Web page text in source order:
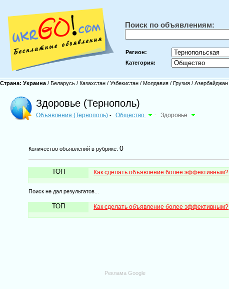
Поиск по объявлениям:
Регион:
Категория:
Страна: Украина / Беларусь / Казахстан / Узбекистан / Молдавия / Грузия / Азербайджан
Здоровье (Тернополь)
Объявления (Тернополь) - Общество - Здоровье
Количество объявлений в рубрике:0
ТОП Как сделать объявление более эффективным?
Поиск не дал результатов...
ТОП Как сделать объявление более эффективным?
Реклама Google